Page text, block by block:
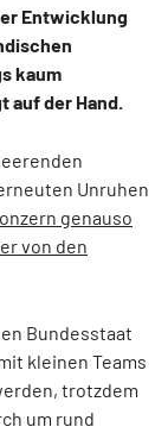
Entwicklung
kaum
der Hand.
Unruhen
genauso
von den
Bundesstaat
kleinen Teams
trotzdem
um rund